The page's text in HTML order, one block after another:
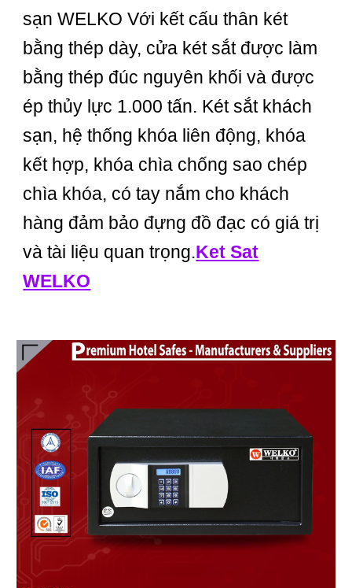
sạn WELKO Với kết cấu thân két
bằng thép dày, cửa két sắt được làm
bằng thép đúc nguyên khối và được
ép thủy lực 1.000 tấn. Két sắt khách
sạn, hệ thống khóa liên động, khóa
kết hợp, khóa chìa chống sao chép
chìa khóa, có tay nắm cho khách
hàng đảm bảo đựng đồ đạc có giá trị
và tài liệu quan trọng.Ket Sat
WELKO